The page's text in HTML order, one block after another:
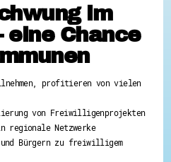
im
eine Chance
profitieren von vielen
von Freiwilligenprojekten
regionale Netzwerke
Bürgern zu freiwilligem